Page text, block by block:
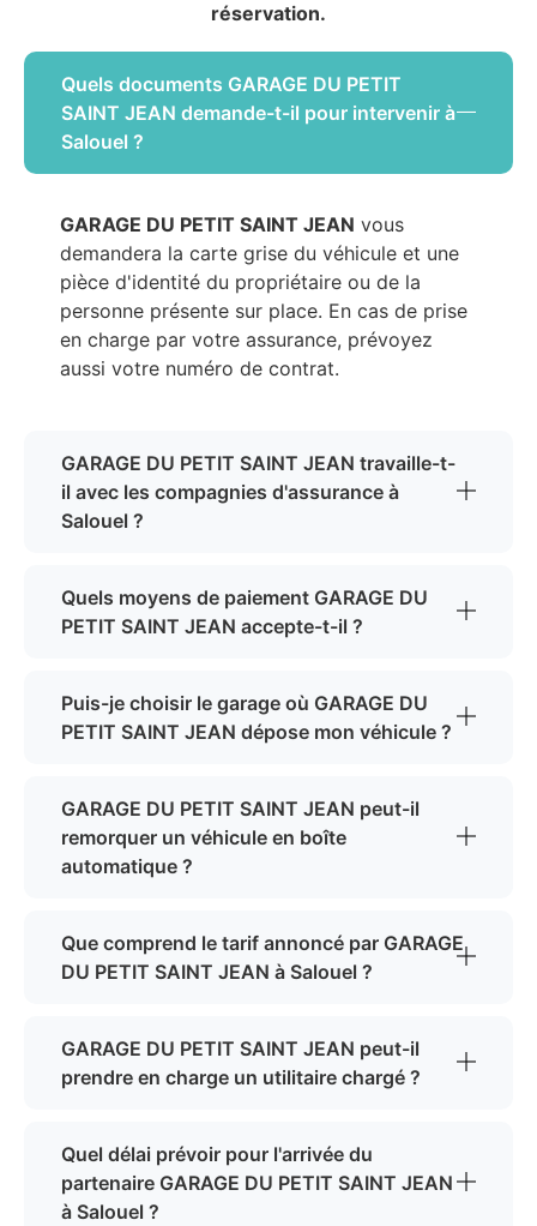
réservation.
Quels documents GARAGE DU PETIT
SAINT JEAN demande-t-il pour intervenir à
Salouel ?
GARAGE DU PETIT SAINT JEAN vous
demandera la carte grise du véhicule et une
pièce d'identité du propriétaire ou de la
personne présente sur place. En cas de prise
en charge par votre assurance, prévoyez
aussi votre numéro de contrat.
GARAGE DU PETIT SAINT JEAN travaille-t-
il avec les compagnies d'assurance à
Salouel ?
Quels moyens de paiement GARAGE DU
PETIT SAINT JEAN accepte-t-il ?
Puis-je choisir le garage où GARAGE DU
PETIT SAINT JEAN dépose mon véhicule ?
GARAGE DU PETIT SAINT JEAN peut-il
remorquer un véhicule en boîte
automatique ?
Que comprend le tarif annoncé par GARAGE
DU PETIT SAINT JEAN à Salouel ?
GARAGE DU PETIT SAINT JEAN peut-il
prendre en charge un utilitaire chargé ?
Quel délai prévoir pour l'arrivée du
partenaire GARAGE DU PETIT SAINT JEAN
à Salouel ?